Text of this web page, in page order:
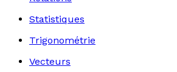
Statistiques
Trigonométrie
Vecteurs